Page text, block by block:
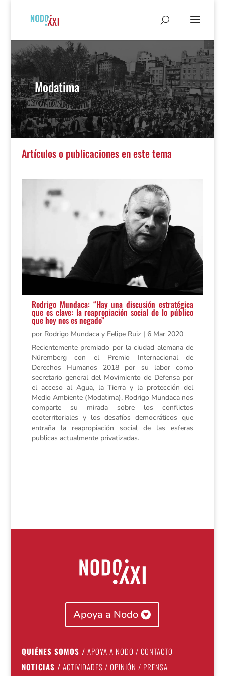
Modatima
Artículos o publicaciones en este tema
Rodrigo Mundaca: “Hay una discusión estratégica
que es clave: la reapropiación social de lo público
que hoy nos es negado”
por Rodrigo Mundaca y Felipe Ruiz | 6 Mar 2020
Recientemente premiado por la ciudad alemana de
Nüremberg con el Premio Internacional de
Derechos Humanos 2018 por su labor como
secretario general del Movimiento de Defensa por
el acceso al Agua, la Tierra y la protección del
Medio Ambiente (Modatima), Rodrigo Mundaca nos
comparte su mirada sobre los conflictos
ecoterritoriales y los desafíos democráticos que
entraña la reapropiación social de las esferas
publicas actualmente privatizadas.
Apoya a Nodo
QUIÉNES SOMOS / APOYA A NODO / CONTACTO
NOTICIAS / ACTIVIDADES / OPINIÓN / PRENSA